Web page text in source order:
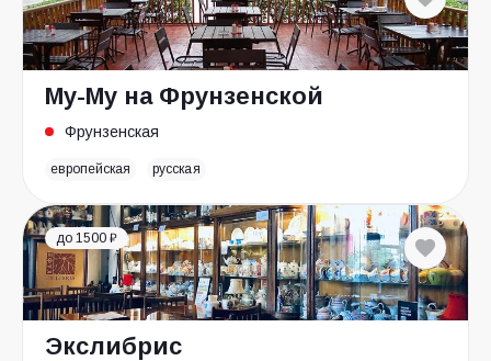
Му-Му на Фрунзенской
Фрунзенская
европейская русская
до 1500 ₽
Экслибрис